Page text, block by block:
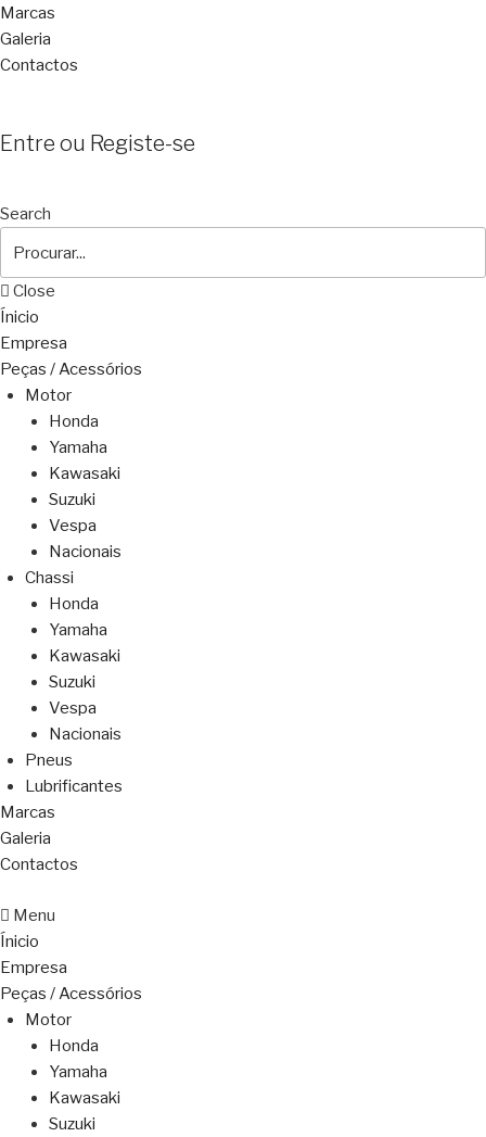
Marcas
Galeria
Contactos
Entre ou Registe-se
Search
Close
Ínicio
Empresa
Peças / Acessórios
Motor
Honda
Yamaha
Kawasaki
Suzuki
Vespa
Nacionais
Chassi
Honda
Yamaha
Kawasaki
Suzuki
Vespa
Nacionais
Pneus
Lubrificantes
Marcas
Galeria
Contactos
Menu
Ínicio
Empresa
Peças / Acessórios
Motor
Honda
Yamaha
Kawasaki
Suzuki